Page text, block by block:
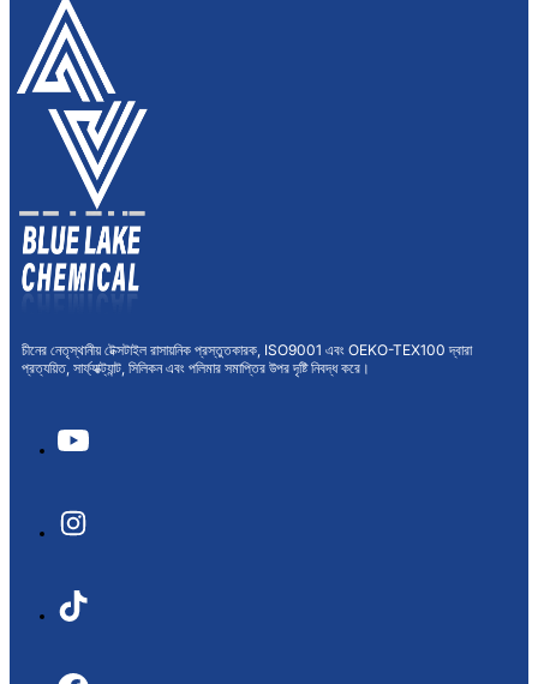
চীনের নেতৃস্থানীয় টেক্সটাইল রাসায়নিক প্রস্তুতকারক, ISO9001 এবং OEKO-TEX100 দ্বারা
প্রত্যয়িত, সার্ফ্যাক্ট্যান্ট, সিলিকন এবং পলিমার সমাপ্তির উপর দৃষ্টি নিবদ্ধ করে।